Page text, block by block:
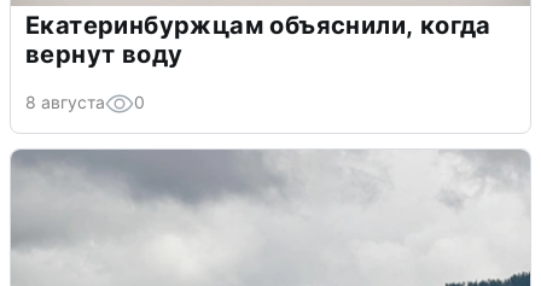
Екатеринбуржцам объяснили, когда
вернут воду
8 августа 0